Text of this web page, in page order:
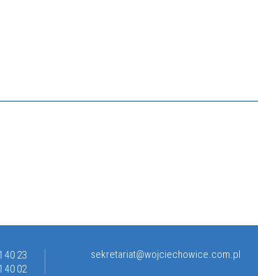
40 23
40 02
sekretariat@wojciechowice.com.pl